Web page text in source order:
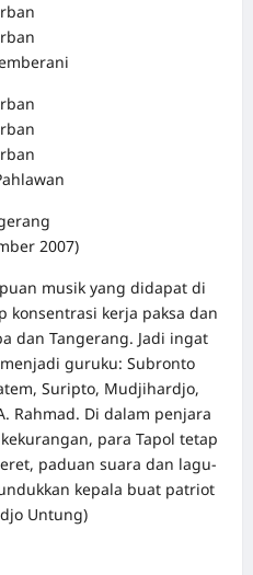
2007)
musik yang didapat di
konsentrasi kerja paksa dan
dan Tangerang. Jadi ingat
guruku: Subronto
Suripto, Mudjihardjo,
Rahmad. Di dalam penjara
para Tapol tetap
paduan suara dan lagu-
kepala buat patriot
Untung)